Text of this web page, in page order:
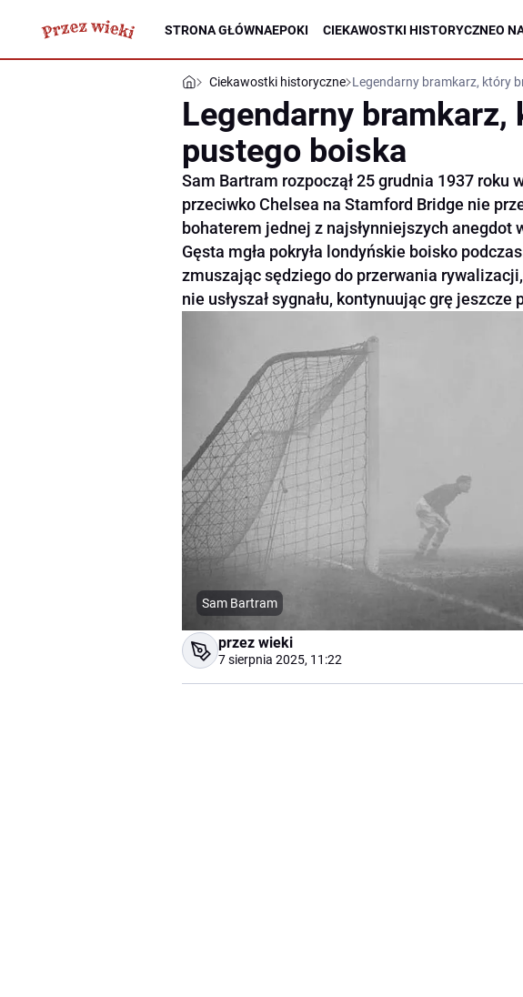
STRONA GŁÓWNAEPOKI CIEKAWOSTKI HISTORYCZNEO
Ciekawostki historyczne Legendarny bramkarz, który
Legendarny bramkarz,
pustego boiska
Sam Bartram rozpoczął 25 grudnia 1937 roku
przeciwko Chelsea na Stamford Bridge nie
bohaterem jednej z najsłynniejszych
Gęsta mgła pokryła londyńskie boisko
zmuszając sędziego do przerwania
nie usłyszał sygnału, kontynuując grę
Sam Bartram
przez wieki
7 sierpnia 2025, 11:22